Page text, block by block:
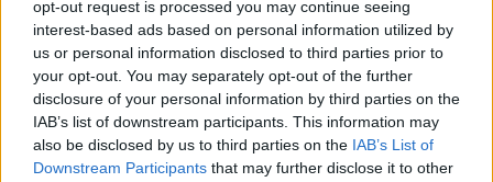
opt-out request is processed you may continue seeing
interest-based ads based on personal information utilized by
us or personal information disclosed to third parties prior to
your opt-out. You may separately opt-out of the further
disclosure of your personal information by third parties on the
IAB’s list of downstream participants. This information may
also be disclosed by us to third parties on the IAB’s List of
Downstream Participants that may further disclose it to other
Εγγραφή στο newsletter